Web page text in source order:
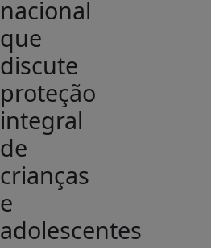
nacional
que
discute
proteção
integral
de
crianças
e
adolescentes